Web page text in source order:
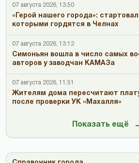
07 августа 2026, 13:50
«Герой нашего города»:
которыми гордятся в Челнах
07 августа 2026, 13:12
Симоньян вошла в число самых
авторов у заводчан КАМАЗа
07 августа 2026, 11:51
Жителям дома пересчитают
после проверки УК «Махалля»
Показать ещё